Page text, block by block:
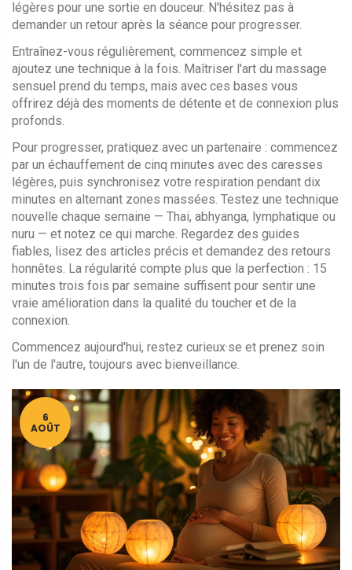
légères pour une sortie en douceur. N'hésitez pas à
demander un retour après la séance pour progresser.
Entraînez-vous régulièrement, commencez simple et
ajoutez une technique à la fois. Maîtriser l'art du massage
sensuel prend du temps, mais avec ces bases vous
offrirez déjà des moments de détente et de connexion plus
profonds.
Pour progresser, pratiquez avec un partenaire : commencez
par un échauffement de cinq minutes avec des caresses
légères, puis synchronisez votre respiration pendant dix
minutes en alternant zones massées. Testez une technique
nouvelle chaque semaine — Thai, abhyanga, lymphatique ou
nuru — et notez ce qui marche. Regardez des guides
fiables, lisez des articles précis et demandez des retours
honnêtes. La régularité compte plus que la perfection : 15
minutes trois fois par semaine suffisent pour sentir une
vraie amélioration dans la qualité du toucher et de la
connexion.
Commencez aujourd'hui, restez curieux·se et prenez soin
l'un de l'autre, toujours avec bienveillance.
6
AOÛT